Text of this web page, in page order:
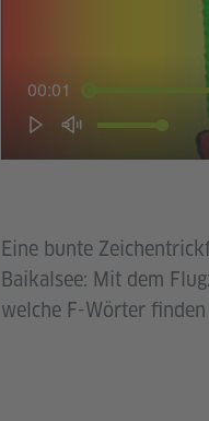
00:01
Eine bunte
Baikalsee: Mit dem
welche F-Wörter